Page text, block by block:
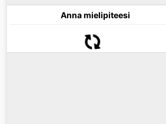
Anna mielipiteesi